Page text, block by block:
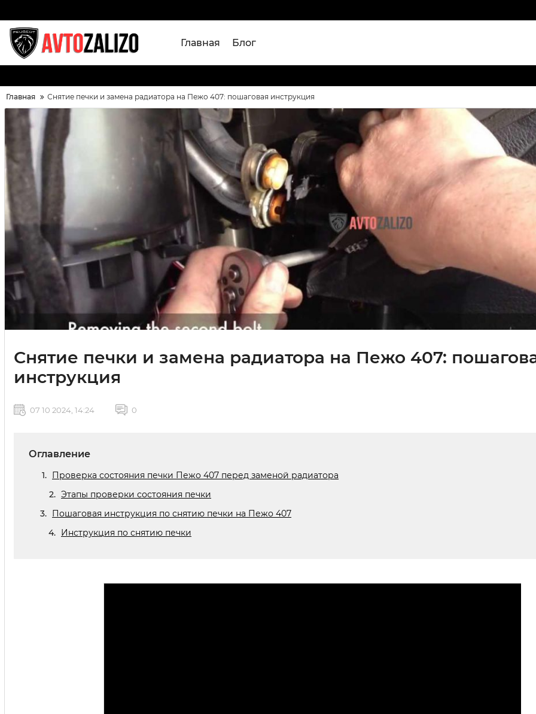
Главная Блог
Главная Снятие печки и замена радиатора на Пежо 407: пошаговая инструкция
Снятие печки и замена радиатора на Пежо 407:
инструкция
07 10 2024, 14:24 0
Оглавление
Проверка состояния печки Пежо 407 перед заменой радиатора
Этапы проверки состояния печки
Пошаговая инструкция по снятию печки на Пежо 407
Инструкция по снятию печки